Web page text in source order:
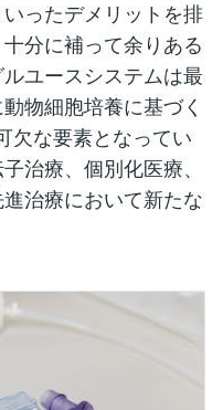
ったデメリットを排
分に補って余りある
ユースシステムは最
物細胞培養に基づく
欠な要素となってい
治療、個別化医療、
治療において新たな